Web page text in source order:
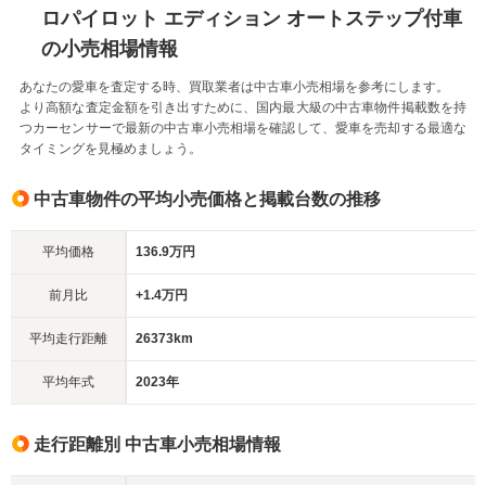
ロパイロット エディション オートステップ付車
の小売相場情報
あなたの愛車を査定する時、買取業者は中古車小売相場を参考にします。
より高額な査定金額を引き出すために、国内最大級の中古車物件掲載数を持
つカーセンサーで最新の中古車小売相場を確認して、愛車を売却する最適な
タイミングを見極めましょう。
中古車物件の平均小売価格と掲載台数の推移
平均価格 136.9万円
前月比 +1.4万円
平均走行距離 26373km
平均年式 2023年
走行距離別 中古車小売相場情報